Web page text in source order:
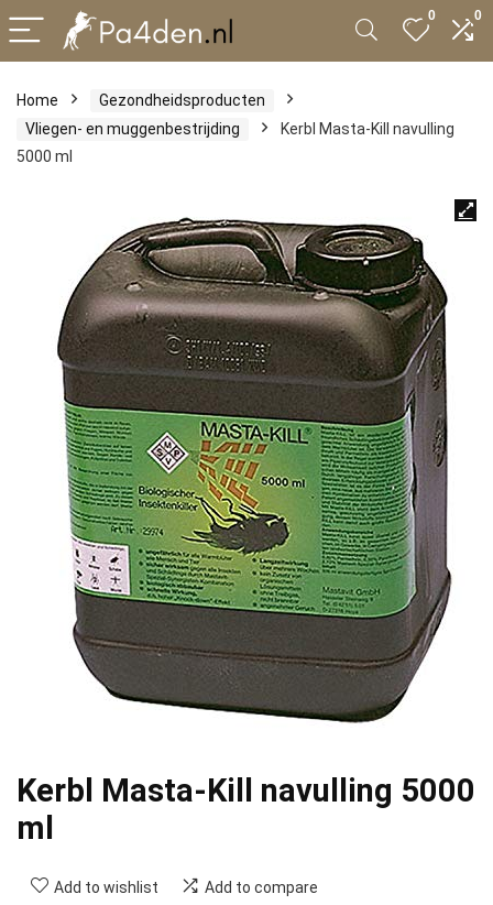
0 0
Home
Gezondheidsproducten
Vliegen- en muggenbestrijding
Kerbl Masta-Kill navulling
5000 ml
Kerbl Masta-Kill navulling 5000
ml
Add to wishlist Add to compare